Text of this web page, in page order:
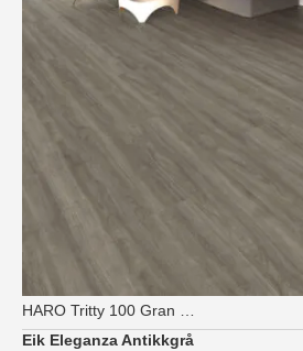
Eik Eleganza Antikkgrå